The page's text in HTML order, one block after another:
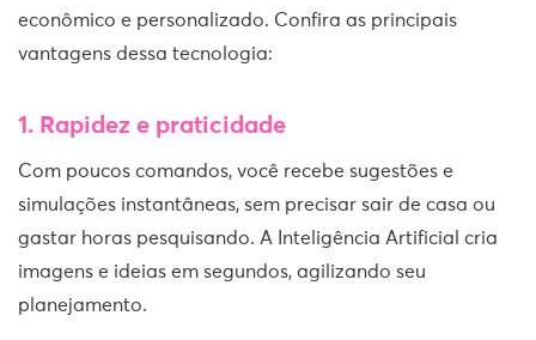
econômico e personalizado. Confira as principais
vantagens dessa tecnologia:
1. Rapidez e praticidade
Com poucos comandos, você recebe sugestões e
simulações instantâneas, sem precisar sair de casa ou
gastar horas pesquisando. A Inteligência Artificial cria
imagens e ideias em segundos, agilizando seu
planejamento.